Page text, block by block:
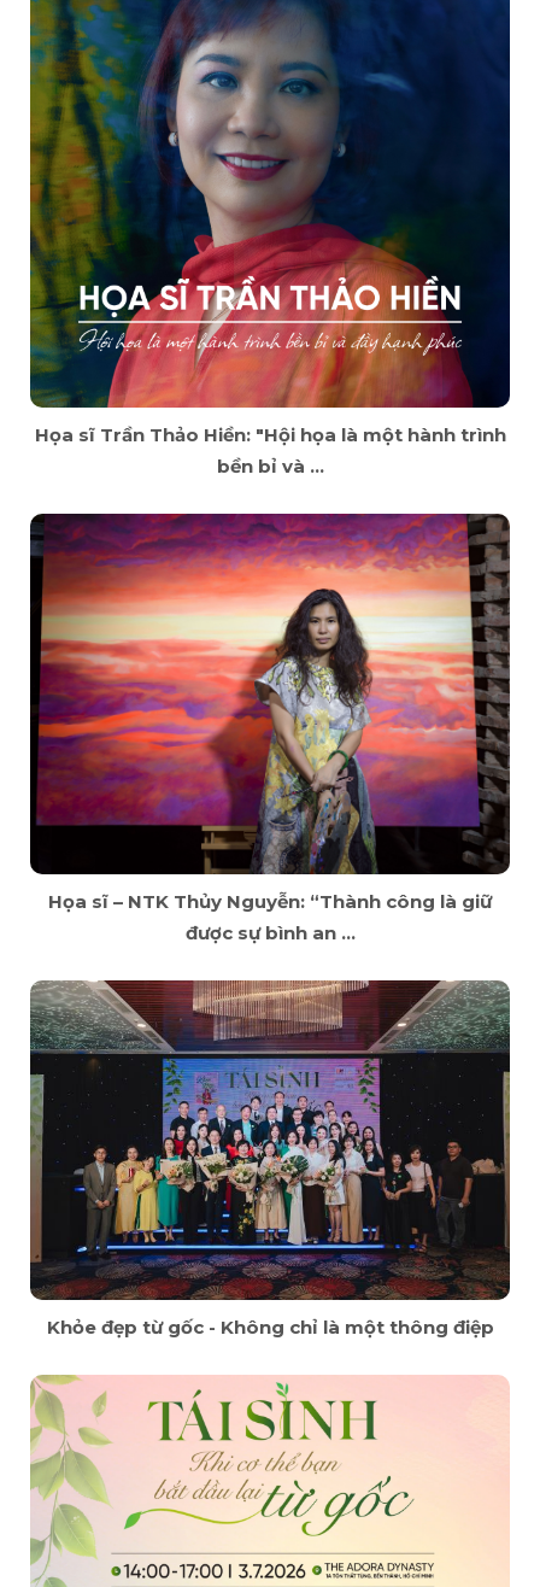
Họa sĩ Trần Thảo Hiền: "Hội họa là một hành trình
bền bỉ và ...
Họa sĩ – NTK Thủy Nguyễn: “Thành công là giữ
được sự bình an ...
Khỏe đẹp từ gốc - Không chỉ là một thông điệp